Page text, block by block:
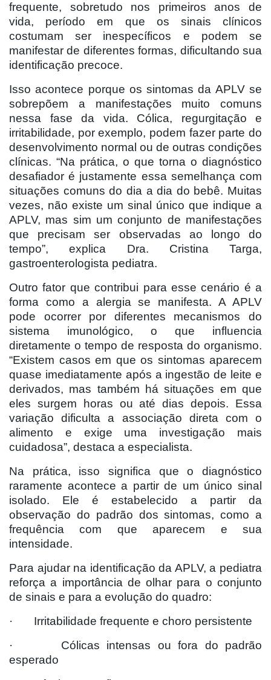
frequente, sobretudo nos primeiros anos de
vida, período em que os sinais clínicos
costumam ser inespecíficos e podem se
manifestar de diferentes formas, dificultando sua
identificação precoce.
Isso acontece porque os sintomas da APLV se
sobrepõem a manifestações muito comuns
nessa fase da vida. Cólica, regurgitação e
irritabilidade, por exemplo, podem fazer parte do
desenvolvimento normal ou de outras condições
clínicas. “Na prática, o que torna o diagnóstico
desafiador é justamente essa semelhança com
situações comuns do dia a dia do bebê. Muitas
vezes, não existe um sinal único que indique a
APLV, mas sim um conjunto de manifestações
que precisam ser observadas ao longo do
tempo”, explica Dra. Cristina Targa,
gastroenterologista pediatra.
Outro fator que contribui para esse cenário é a
forma como a alergia se manifesta. A APLV
pode ocorrer por diferentes mecanismos do
sistema imunológico, o que influencia
diretamente o tempo de resposta do organismo.
“Existem casos em que os sintomas aparecem
quase imediatamente após a ingestão de leite e
derivados, mas também há situações em que
eles surgem horas ou até dias depois. Essa
variação dificulta a associação direta com o
alimento e exige uma investigação mais
cuidadosa”, destaca a especialista.
Na prática, isso significa que o diagnóstico
raramente acontece a partir de um único sinal
isolado. Ele é estabelecido a partir da
observação do padrão dos sintomas, como a
frequência com que aparecem e sua
intensidade.
Para ajudar na identificação da APLV, a pediatra
reforça a importância de olhar para o conjunto
de sinais e para a evolução do quadro:
· Irritabilidade frequente e choro persistente
· Cólicas intensas ou fora do padrão
esperado